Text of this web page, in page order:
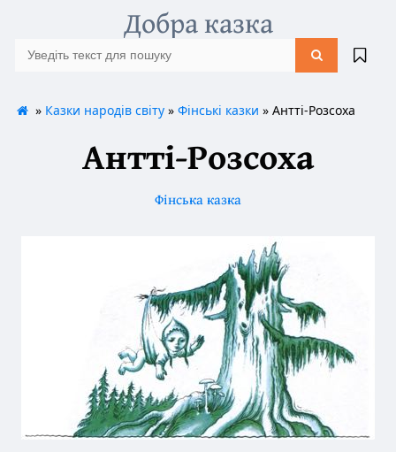
Добра казка
» Казки народів світу» Фінські казки » Антті-Розсоха
Антті-Розсоха
Фінська казка